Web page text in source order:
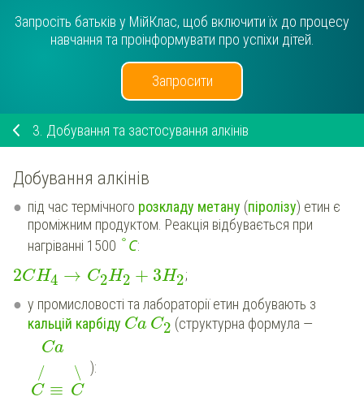
Запросіть батьків у МійКлас, щоб включити їх до процесу
навчання та проінформувати про успіхи дітей.
Запросити
3. Добування та застосування алкінів
Добування алкінів
під час термічного розкладу метану (піролізу) етин є
проміжним продуктом. Реакція відбувається при
нагріванні 1500 °С:
2CH4 → C2H2 + 3H2;
у промисловості та лабораторії етин добувають з
кальцій карбіду Ca C2 (структурна формула —
Ca
C
/
≡ C
\ ):